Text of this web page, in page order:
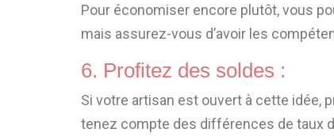
Pour économiser encore plutôt, vous
mais assurez-vous d’avoir les
6. Profitez des soldes :
Si votre artisan est ouvert à cette idée,
tenez compte des différences de taux